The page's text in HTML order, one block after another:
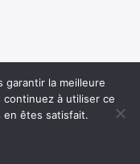
garantir la meilleure
à utiliser ce
en êtes satisfait.